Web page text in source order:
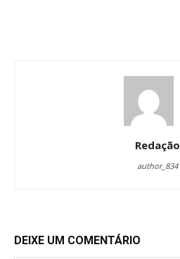
Redação
author_834
DEIXE UM COMENTÁRIO